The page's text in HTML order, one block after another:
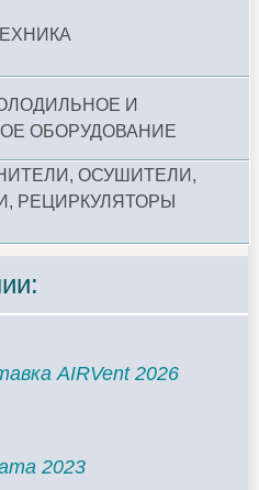
И
ОБОРУДОВАНИЕ
ОСУШИТЕЛИ,
РЕЦИРКУЛЯТОРЫ
AIRVent 2026
2023